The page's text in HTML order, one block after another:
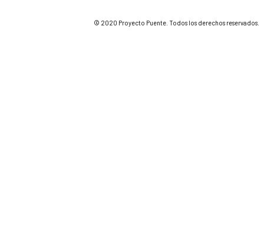
© 2020 Proyecto Puente. Todos los derechos reservados.